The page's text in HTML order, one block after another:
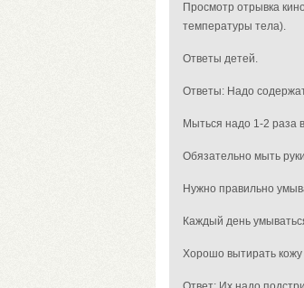
Просмотр отрывка
температуры тела).
Ответы детей.
Ответы: Надо
Мыться надо 1-2 раза
Обязательно мыть
Нужно правильно
Каждый день
Хорошо вытирать